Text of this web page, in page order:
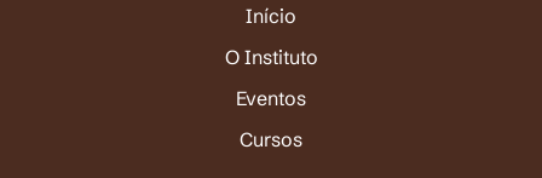
Início
O Instituto
Eventos
Cursos